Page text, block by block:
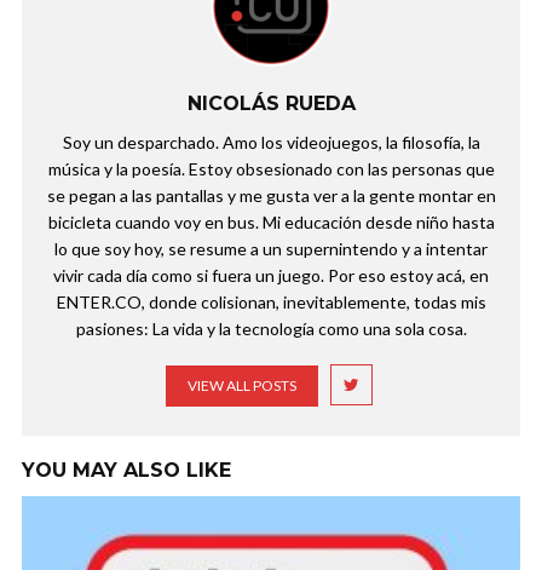
NICOLÁS RUEDA
Soy un desparchado. Amo los videojuegos, la filosofía, la
música y la poesía. Estoy obsesionado con las personas que
se pegan a las pantallas y me gusta ver a la gente montar en
bicicleta cuando voy en bus. Mi educación desde niño hasta
lo que soy hoy, se resume a un supernintendo y a intentar
vivir cada día como si fuera un juego. Por eso estoy acá, en
ENTER.CO, donde colisionan, inevitablemente, todas mis
pasiones: La vida y la tecnología como una sola cosa.
VIEW ALL POSTS
YOU MAY ALSO LIKE